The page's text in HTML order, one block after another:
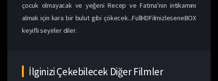
çocuk olmayacak ve yeğeni Recep ve Fatma'nın intikamını
almak için kara bir bulut gibi çökecek...FullHDFilmizleseneBOX
keyifli seyirler diler.
İlginizi Çekebilecek Diğer Filmler